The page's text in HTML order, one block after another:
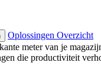
Oplossingen Overzicht
meter van je
die productiviteit